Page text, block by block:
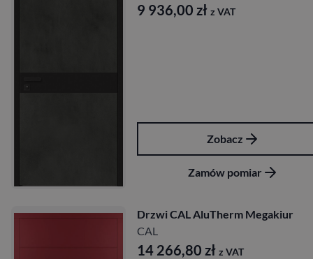
9 936,00 zł z VAT
Zobacz
Zamów pomiar
Drzwi CAL AluTherm Megakiur
CAL
14 266,80 zł z VAT